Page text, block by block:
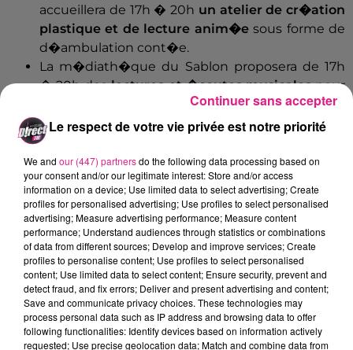
accueillera de 17h � 20h un atelier de cr�ation
plastique et de lecture anim�esous forme de
d�ambulation cont�e.
La m�diath�que du Sablon proposera de 17h
� 20h deslectures et �coutes musicalespour
tous ainsi que des animations avec leClub
d'astronomie de Metz.
� la m�diath�que Verlaine du Pontiffroy, de
20h � 22h, les plus jeunes assisteront � des
lectures de nouvelles et textes courts
horrifiques, terrifiques et humoristiques.
En Meurthe-et-Moselle, les communes Saint-Max,
Liverdun, Toul, Allamps, Blenod-l�s-Toul, Jarny
organisent elles aussi des rencontres avec le jeune
public.
Charlotte Huguin
FIL ACTUS
Le respect de votre vie privée est notre priorité
We and our (447) partnersdo the following data processing based on
your consent and/or our legitimate interest: Store and/or access
information on a device; Use limited data to select advertising; Create
profiles for personalised advertising; Use profiles to select personalised
advertising; Measure advertising performance; Measure content
performance; Understand audiences through statistics or combinations
of data from different sources; Develop and improve services; Create
profiles to personalise content; Use profiles to select personalised
content; Use limited data to select content; Ensure security, prevent and
detect fraud, and fix errors; Deliver and present advertising and content;
Save and communicate privacy choices. These technologies may
process personal data such as IP address and browsing data to offer
following functionalities: Identify devices based on information actively
requested; Use precise geolocation data; Match and combine data from
Continuer sans accepter